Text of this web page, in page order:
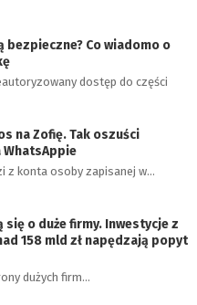
bezpieczne? Co wiadomo o
dostęp do części
na Zofię. Tak oszuści
z konta osoby zapisanej w…
o duże firmy. Inwestycje z
158 mld zł napędzają popyt
dużych firm…